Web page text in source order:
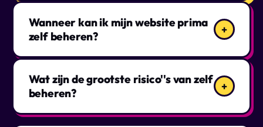
Wanneer kan ik mijn website prima
zelf beheren?
+
Wat zijn de grootste risico''s van zelf
beheren?
+